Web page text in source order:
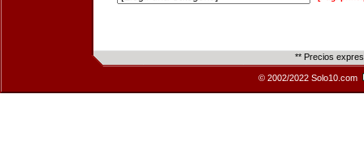
** Precios
© 2002/2022 Solo10.com